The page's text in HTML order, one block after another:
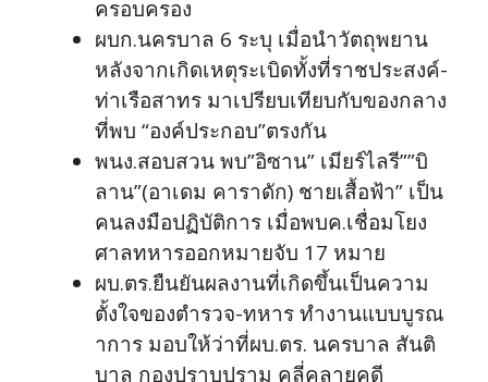
ครอบครอง
ผบก.นครบาล 6 ระบุ เมื่อนำวัตถุพยาน
หลังจากเกิดเหตุระเบิดทั้งที่ราชประสงค์-
ท่าเรือสาทร มาเปรียบเทียบกับของกลาง
ที่พบ “องค์ประกอบ”ตรงกัน
พนง.สอบสวน พบ”อิซาน” เมียร์ไลรี””บิ
ลาน”(อาเดม คาราดัก) ชายเสื้อฟ้า” เป็น
คนลงมือปฏิบัติการ เมื่อพบค.เชื่อมโยง
ศาลทหารออกหมายจับ 17 หมาย
ผบ.ตร.ยืนยันผลงานที่เกิดขึ้นเป็นความ
ตั้งใจของตำรวจ-ทหาร ทำงานแบบบูรณ
าการ มอบให้ว่าที่ผบ.ตร. นครบาล สันติ
บาล กองปราบปราม คลี่คลายคดี